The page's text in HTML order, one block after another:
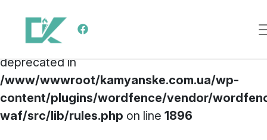
Deprecated
: preg_replace(): Passing null to
parameter #3 ($subject) of type array|string is
deprecated in
/www/wwwroot/kamyanske.com.ua/wp-
content/plugins/wordfence/vendor/
waf/src/lib/rules.php on line 1896
Main Navigation